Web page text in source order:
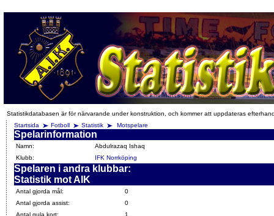
Statistikdatabasen är för närvarande under konstruktion, och kommer att uppdateras
Startsida
Fotboll Statistik Motspelare
Spelarinformation
Namn:
Abdulrazaq Ishaq
Klubb:
IFK Norrköping
Spelaren i andra klubbar:
Statistik mot AIK
Antal gjorda mål:
0
Antal gjorda assist:
0
Antal gula kort:
1